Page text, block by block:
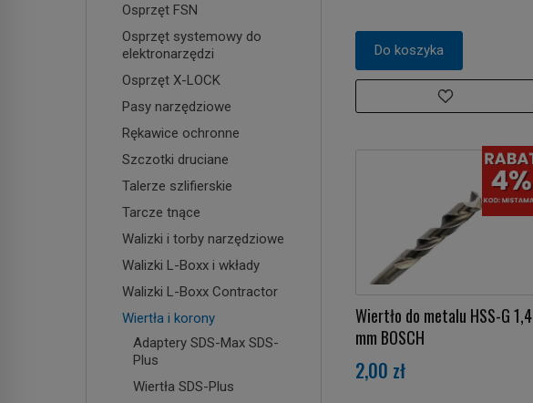
Do koszyka
Wiertło do metalu HSS-G 1,4
mm BOSCH
2,00 zł
Osprzęt FSN
Osprzęt systemowy do
elektronarzędzi
Osprzęt X-LOCK
Pasy narzędziowe
Rękawice ochronne
Szczotki druciane
Talerze szlifierskie
Tarcze tnące
Walizki i torby narzędziowe
Walizki L-Boxx i wkłady
Walizki L-Boxx Contractor
Wiertła i korony
Adaptery SDS-Max SDS-
Plus
Wiertła SDS-Plus